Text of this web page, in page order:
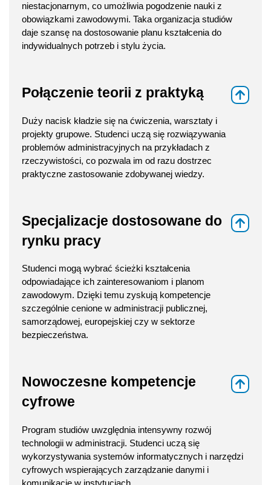
niestacjonarnym, co umożliwia pogodzenie nauki z
obowiązkami zawodowymi. Taka organizacja studiów
daje szansę na dostosowanie planu kształcenia do
indywidualnych potrzeb i stylu życia.
Połączenie teorii z praktyką
Duży nacisk kładzie się na ćwiczenia, warsztaty i
projekty grupowe. Studenci uczą się rozwiązywania
problemów administracyjnych na przykładach z
rzeczywistości, co pozwala im od razu dostrzec
praktyczne zastosowanie zdobywanej wiedzy.
Specjalizacje dostosowane do
rynku pracy
Studenci mogą wybrać ścieżki kształcenia
odpowiadające ich zainteresowaniom i planom
zawodowym. Dzięki temu zyskują kompetencje
szczególnie cenione w administracji publicznej,
samorządowej, europejskiej czy w sektorze
bezpieczeństwa.
Nowoczesne kompetencje
cyfrowe
Program studiów uwzględnia intensywny rozwój
technologii w administracji. Studenci uczą się
wykorzystywania systemów informatycznych i narzędzi
cyfrowych wspierających zarządzanie danymi i
komunikację w instytucjach.